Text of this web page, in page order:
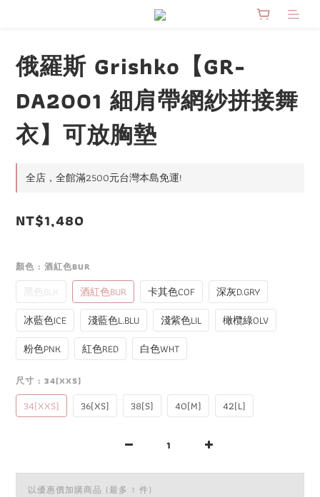
俄羅斯 Grishko【GR-
DA2001 細肩帶網紗拼接舞
衣】可放胸墊
全店，全館滿2500元台灣本島免運!
NT$1,480
顏色 : 酒紅色BUR
黑色BLK 酒紅色BUR 卡其色COF
深灰D.GRY
冰藍色ICE
淺藍色L.BLU 淺紫色LIL
橄欖綠OLV
粉色PNK
紅色RED 白色WHT
尺寸 : 34(XXS)
34(XXS) 36(XS) 38(S) 40(M) 42(L)
以優惠價加購商品 (最多 1 件)